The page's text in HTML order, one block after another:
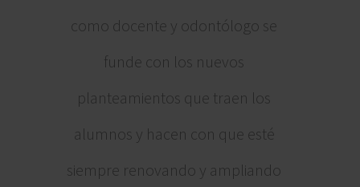
como docente y odontólogo se
funde con los nuevos
planteamientos que traen los
alumnos y hacen con que esté
siempre renovando y ampliando